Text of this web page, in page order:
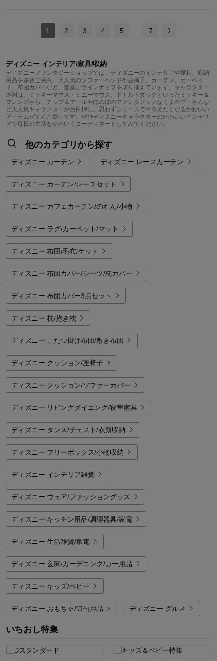
1 2 3 4 5 7
ディズニー インテリア/家具/収納
ディズニーファンタジーショップでは、ディズニーのインテリアや家具、収納
用品を多数ご用意。大人気のソファーベッドや座椅子、カーテン、カーペッ
ト、布団カバーなど、豊富なラインナップを取り揃えています。キャラクター
展開は、ミッキーマウス・ミニーマウス、ドナルドダックといったミッキー＆
フレンズから、チップ＆デールやほのぼのファンタジックなくまのプーさんな
ど大人気キャラクターが目白押し。思わずシリーズでそろえたくなるかわいい
アイテムがてんこ盛りです。ぜひディズニーキャラクターのかわいいインテリ
アで毎日の生活をかわいくコーディネートしてみてください。
他のカテゴリから探す
ディズニー カーテン ディズニー レースカーテン
ディズニー カーテン/レースセット
ディズニー カフェカーテン/のれん/小物
ディズニー ラグ/カーペット/マット
ディズニー 布団/毛布/ケット
ディズニー 布団カバー/シーツ/枕カバー
ディズニー 布団カバー3点セット
ディズニー 枕/抱き枕
ディズニー こたつ掛け布団/敷き布団
ディズニー クッション/座椅子
ディズニー クッション/ソファーカバー
ディズニー リビングダイニング/寝室家具
ディズニー タンス/チェスト/衣類収納
ディズニー フリーボックス/小物収納
ディズニー インテリア雑貨
ディズニー ウェア/ファッショングッズ
ディズニー キッチン用品/調理器具/家電
ディズニー 生活雑貨/家電
ディズニー 玄関/ガーデニング/カー用品
ディズニー キッズ/ベビー
ディズニー おもちゃ/節句用品 ディズニー グルメ
いちおし特集